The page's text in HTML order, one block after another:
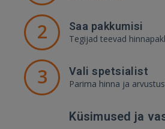
2 Saa pakkumisi
Tegijad teevad
3 Vali spetsialist
Parima hinna ja
Küsimused ja